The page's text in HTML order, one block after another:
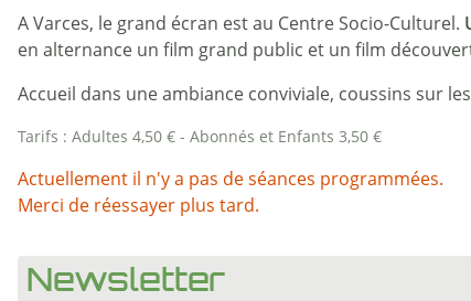
A Varces, le grand écran est au Centre Socio-Culturel.
en alternance un film grand public et un film
Accueil dans une ambiance conviviale, coussins sur
Tarifs : Adultes 4,50 € - Abonnés et Enfants 3,50 €
Actuellement il n'y a pas de séances programmées.
Merci de réessayer plus tard.
Newsletter